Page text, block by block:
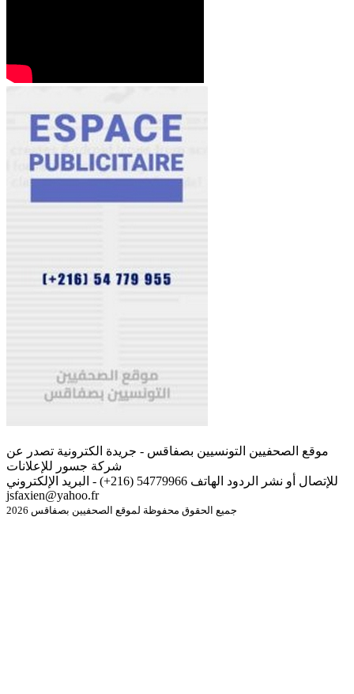
موقع الصحفيين التونسيين بصفاقس - جريدة الكترونية تصدر عن
شركة جسور للإعلانات
للإتصال أو نشر الردود الهاتف 54779966 (216+) - البريد الإلكتروني
jsfaxien@yahoo.fr
جميع الحقوق محفوظة لموقع الصحفيين بصفاقس 2026